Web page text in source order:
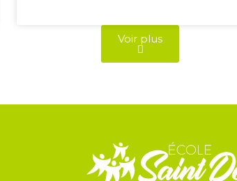
Voir plus